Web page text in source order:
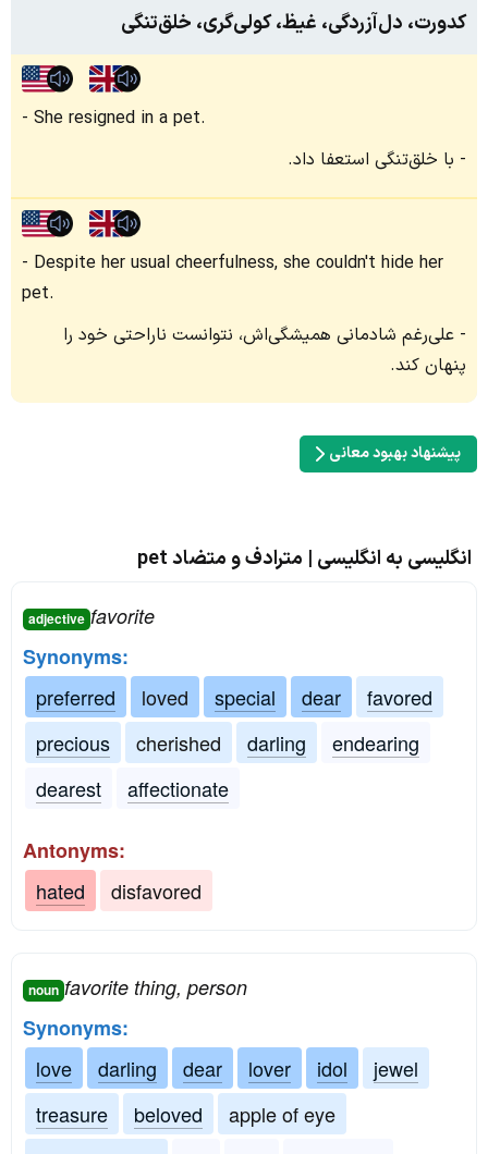
کدورت، دل‌آزردگی، غیظ، کولی‌گری، خلق‌تنگی
She resigned in a pet.
با خلق‌تنگی استعفا داد.
Despite her usual cheerfulness, she couldn't hide her
pet.
علی‌رغم شادمانی همیشگی‌اش، نتوانست ناراحتی خود را
پنهان کند.
پیشنهاد بهبود معانی
انگلیسی به انگلیسی | مترادف و متضاد pet
adjective favorite
Synonyms:
preferred
loved special dear
favored
precious
cherished darling
endearing
dearest
affectionate
Antonyms:
hated
disfavored
noun favorite thing, person
Synonyms:
love
darling dear lover idol
jewel
treasure
beloved
apple of eye